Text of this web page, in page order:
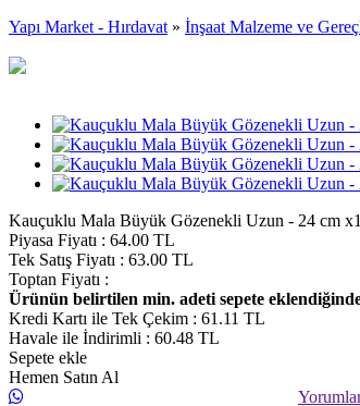
Yapı Market - Hırdavat » İnşaat Malzeme ve
Kauçuklu Mala Büyük Gözenekli Uzun - 24 cm
Piyasa Fiyatı : 64.00 TL
Tek Satış Fiyatı : 63.00 TL
Toptan Fiyatı :
Ürünün belirtilen min. adeti sepete
Kredi Kartı ile Tek Çekim : 61.11 TL
Havale ile İndirimli : 60.48 TL
Sepete ekle
Hemen Satın Al